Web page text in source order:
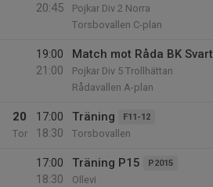
20:45
Pojkar Div 2 Norra
Torsbovallen C-plan
19:00
21:00
Match mot Råda BK Svart
Pojkar Div 5 Trollhättan
Rådavallen A-plan
20
Tor
17:00
18:30
Träning F11-12
Torsbovallen
17:00
18:30
Träning P15 P2015
Ollevi